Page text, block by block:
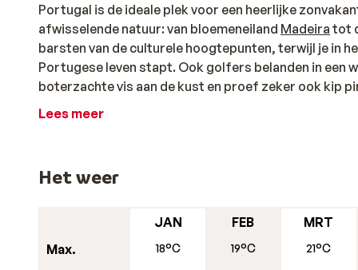
Portugal is de ideale plek voor een heerlijke
afwisselende natuur: van bloemeneiland Madeira tot
barsten van de culturele hoogtepunten, terwijl je in
Portugese leven stapt. Ook golfers belanden in een
boterzachte vis aan de kust en proef zeker ook kip
paprikapoeder. Van noord naar zuid vind je fijne
De mooiste stranden, wijn drinken en de
Ga je met familie, vrienden of je geliefde naar
door het land: in Portugal creëer je eenvoudig je
Geniet van verfrissende drankjes aan de bar, neem
heerlijke maaltijden. In districten met minder strand,
Lees meer
Het weer
Max.
JAN
18°C
FEB
19°C
MRT
21°C